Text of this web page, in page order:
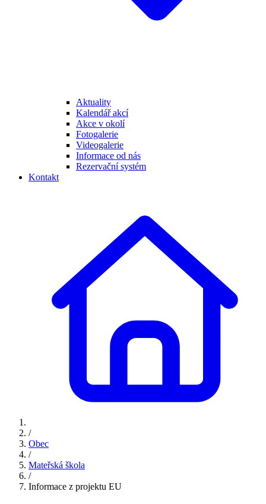
Aktuality
Kalendář akcí
Akce v okolí
Fotogalerie
Videogalerie
Informace od nás
Rezervační systém
Kontakt
/
Obec
/
Mateřská škola
/
Informace z projektu EU